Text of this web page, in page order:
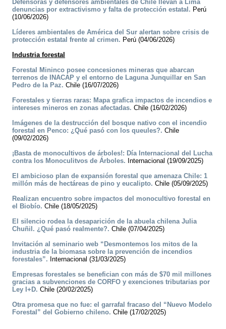
Defensoras y defensores ambientales de Chile llevan a Lima
denuncias por extractivismo y falta de protección estatal. Perú
(10/06/2026)
Líderes ambientales de América del Sur alertan sobre crisis de
protección estatal frente al crimen. Perú (04/06/2026)
Industria forestal
Forestal Mininco posee concesiones mineras que abarcan
terrenos de INACAP y el entorno de Laguna Junquillar en San
Pedro de la Paz. Chile (16/07/2026)
Forestales y tierras raras: Mapa grafica impactos de incendios e
intereses mineros en zonas afectadas. Chile (16/02/2026)
Imágenes de la destrucción del bosque nativo con el incendio
forestal en Penco: ¿Qué pasó con los queules?. Chile
(09/02/2026)
¡Basta de monocultivos de árboles!: Día Internacional del Lucha
contra los Monoculitvos de Árboles. Internacional (19/09/2025)
El ambicioso plan de expansión forestal que amenaza Chile: 1
millón más de hectáreas de pino y eucalipto. Chile (05/09/2025)
Realizan encuentro sobre impactos del monocultivo forestal en
el Biobío. Chile (18/05/2025)
El silencio rodea la desaparición de la abuela chilena Julia
Chuñil. ¿Qué pasó realmente?. Chile (07/04/2025)
Invitación al seminario web “Desmontemos los mitos de la
industria de la biomasa sobre la prevención de incendios
forestales”. Internacional (31/03/2025)
Empresas forestales se benefician con más de $70 mil millones
gracias a subvenciones de CORFO y exenciones tributarias por
Ley I+D. Chile (20/02/2025)
Otra promesa que no fue: el garrafal fracaso del “Nuevo Modelo
Forestal” del Gobierno chileno. Chile (17/02/2025)